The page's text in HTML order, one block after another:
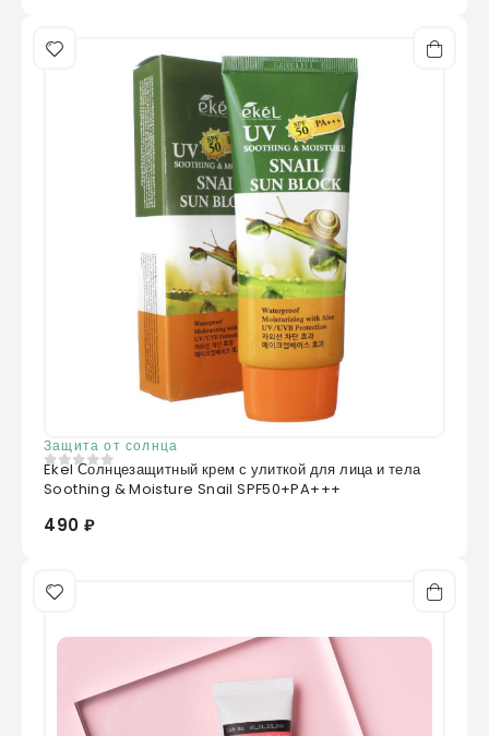
Защита от солнца
0из 5
Ekel Солнцезащитный крем с улиткой для лица и тела
Soothing & Moisture Snail SPF50+PA+++
490 ₽